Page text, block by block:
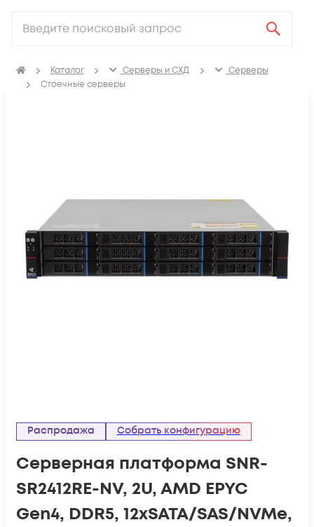
Каталог Серверы и СХД
Серверы
Стоечные серверы
Распродажа Собрать конфигурацию
Серверная платформа SNR-
SR2412RE-NV, 2U, AMD EPYC
Gen4, DDR5, 12xSATA/SAS/NVMe,